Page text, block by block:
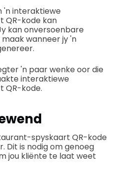
'n interaktiewe
QR-kode kan
kan onversoenbare
wanneer jy 'n
'n paar wenke oor die
interaktiewe
QR-kode.
spyskaart QR-kode
Dit is nodig om genoeg
jou kliënte te laat weet